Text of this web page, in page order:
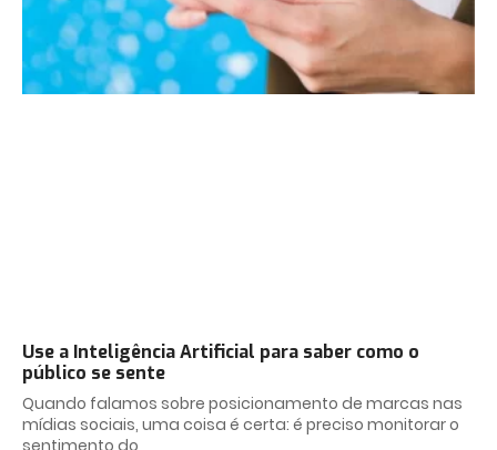
Use a Inteligência Artificial para saber como o
público se sente
Quando falamos sobre posicionamento de marcas nas
mídias sociais, uma coisa é certa: é preciso monitorar o